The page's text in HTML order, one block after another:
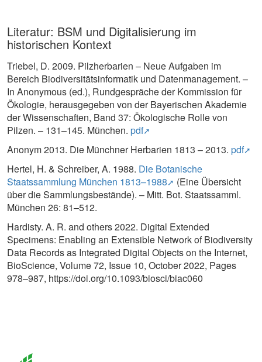
Literatur: BSM und Digitalisierung im
historischen Kontext
Triebel, D. 2009. Pilzherbarien – Neue Aufgaben im
Bereich Biodiversitätsinformatik und Datenmanagement. –
In Anonymous (ed.), Rundgespräche der Kommission für
Ökologie, herausgegeben von der Bayerischen Akademie
der Wissenschaften, Band 37: Ökologische Rolle von
Pilzen. – 131–145. München. pdf
Anonym 2013. Die Münchner Herbarien 1813 – 2013. pdf
Hertel, H. & Schreiber, A. 1988. Die Botanische
Staatssammlung München 1813–1988
(Eine Übersicht
über die Sammlungsbestände). – Mitt. Bot. Staatssamml.
München 26: 81–512.
Hardisty. A. R. and others 2022. Digital Extended
Specimens: Enabling an Extensible Network of Biodiversity
Data Records as Integrated Digital Objects on the Internet,
BioScience, Volume 72, Issue 10, October 2022, Pages
978–987, https://doi.org/10.1093/biosci/biac060